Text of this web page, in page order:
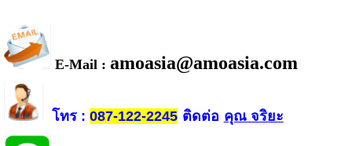
E-Mail : amoasia@amoasia.com
โทร: 087-122-2245ติดต่อ คุณ จริยะ